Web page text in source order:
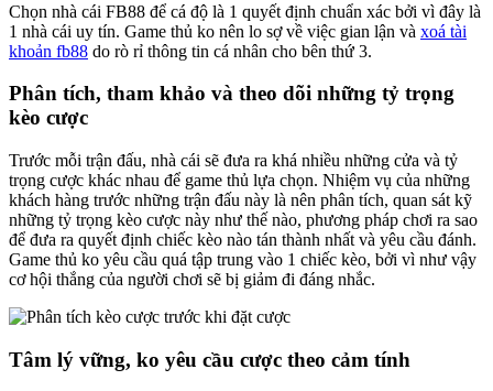
Chọn nhà cái FB88 để cá độ là 1 quyết định chuẩn xác bởi vì đây là
1 nhà cái uy tín. Game thủ ko nên lo sợ về việc gian lận và xoá tài
khoản fb88 do rò rỉ thông tin cá nhân cho bên thứ 3.
Phân tích, tham khảo và theo dõi những tỷ trọng
kèo cược
Trước mỗi trận đấu, nhà cái sẽ đưa ra khá nhiều những cửa và tỷ
trọng cược khác nhau để game thủ lựa chọn. Nhiệm vụ của những
khách hàng trước những trận đấu này là nên phân tích, quan sát kỹ
những tỷ trọng kèo cược này như thế nào, phương pháp chơi ra sao
để đưa ra quyết định chiếc kèo nào tán thành nhất và yêu cầu đánh.
Game thủ ko yêu cầu quá tập trung vào 1 chiếc kèo, bởi vì như vậy
cơ hội thắng của người chơi sẽ bị giảm đi đáng nhắc.
Tâm lý vững, ko yêu cầu cược theo cảm tính